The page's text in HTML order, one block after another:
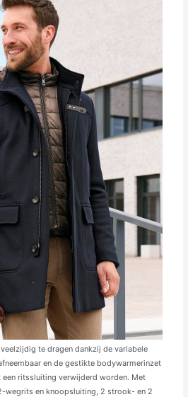
veelzijdig te dragen dankzij de variabele
en de gestikte bodywarmerinzet
een ritssluiting verwijderd worden. Met
wegrits en knoopsluiting, 2 strook- en 2